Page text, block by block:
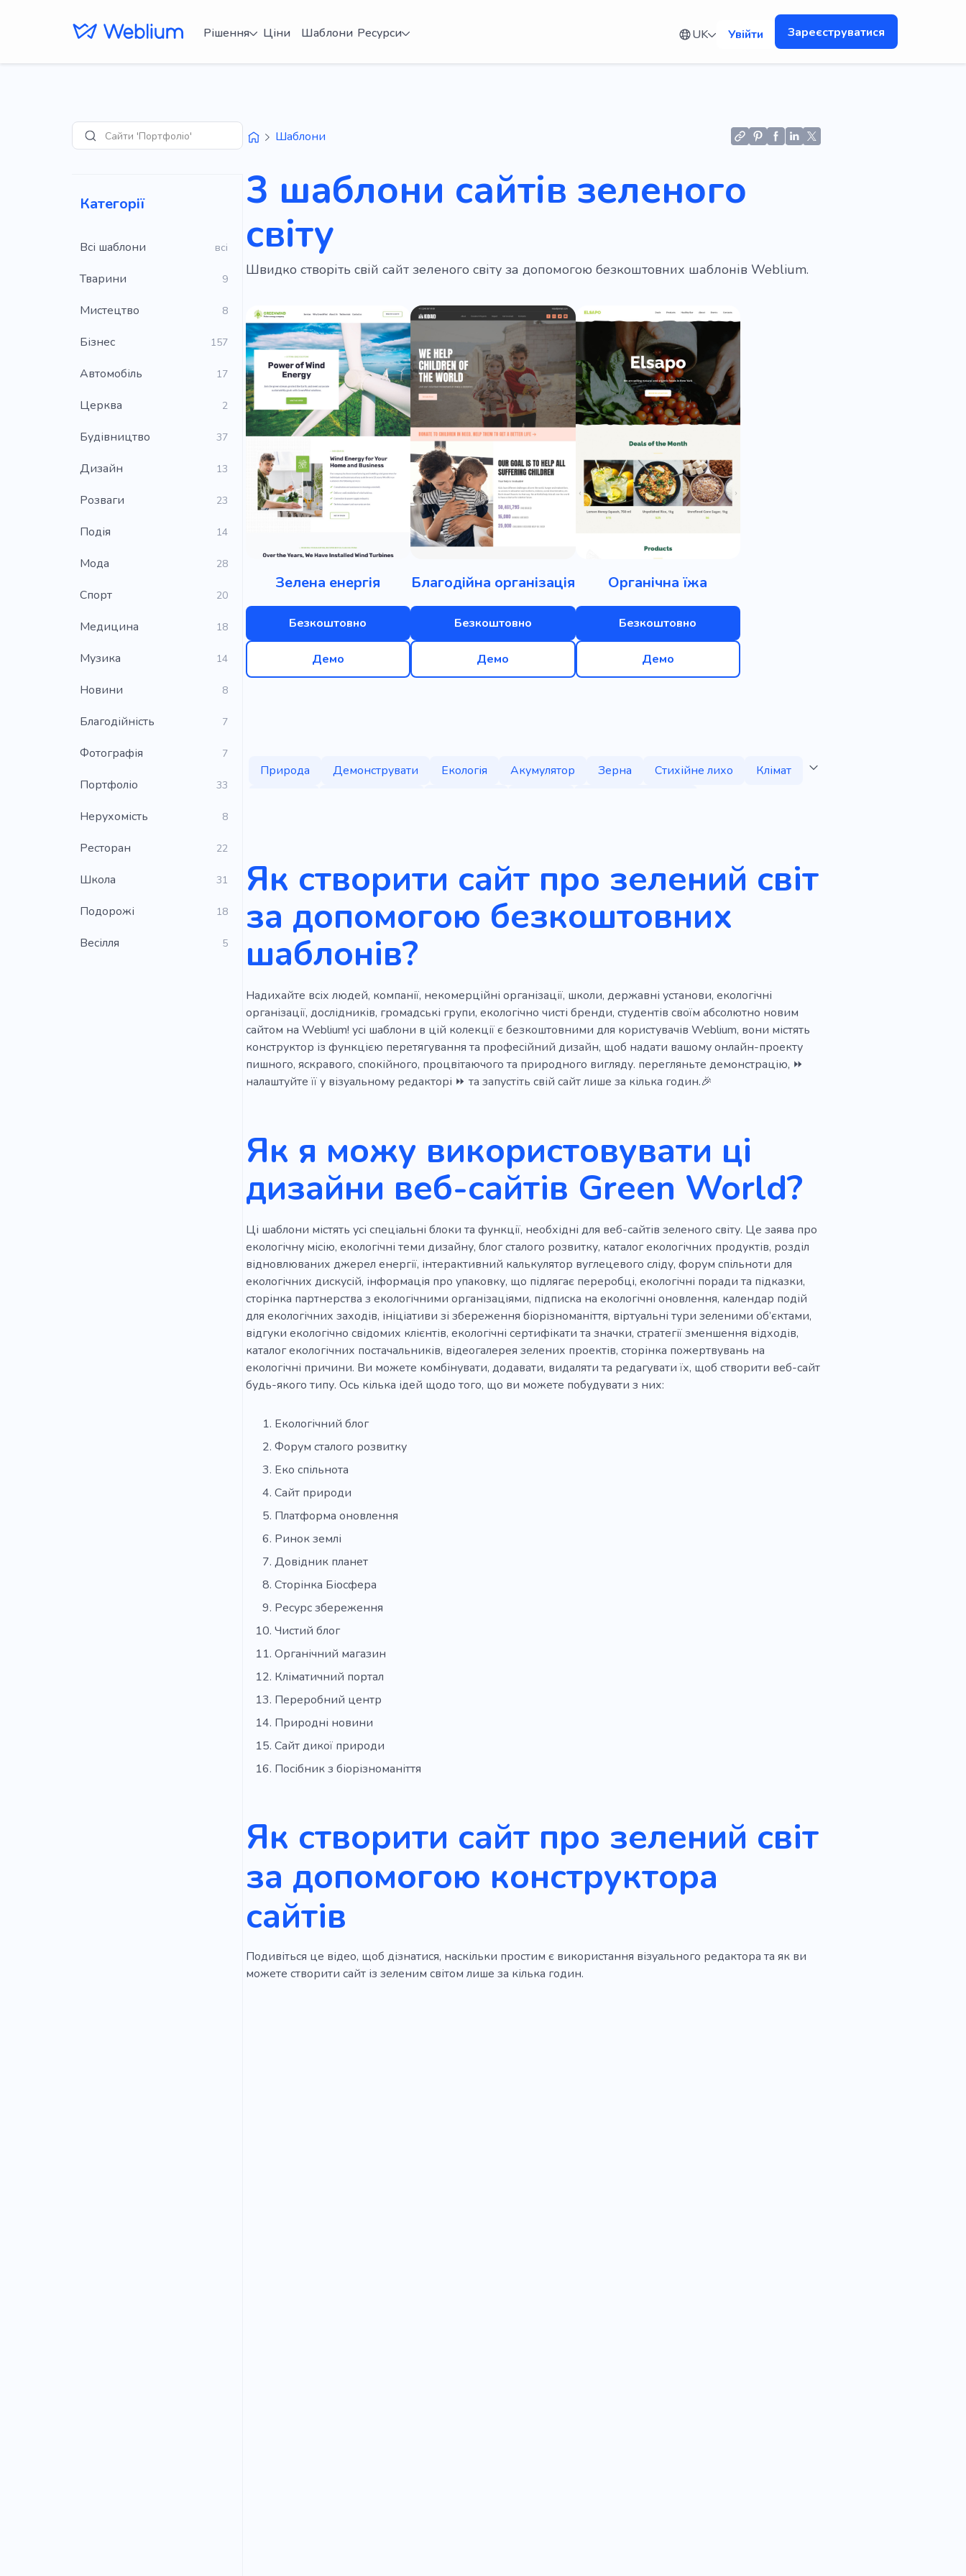
Рішення Ціни Шаблони Ресурси UK Увійти Зареєструватися
ПошукСайти 'Портфоліо'
Категорії
Всі шаблони всі
Тварини 9
Мистецтво 8
Бізнес 157
Автомобіль 17
Церква 2
Будівництво 37
Дизайн 13
Розваги 23
Подія 14
Мода 28
Cпорт 20
Медицина 18
Музика 14
Новини 8
Благодійність 7
Фотографія 7
Портфоліо 33
Нерухомість 8
Ресторан 22
Школа 31
Подорожі 18
Весілля 5
Шаблони
3 шаблони сайтів зеленого
світу
Швидко створіть свій сайт зеленого світу за допомогою безкоштовних шаблонів Weblium.
Зелена енергія
Безкоштовно
Демо
Благодійна організація
Безкоштовно
Демо
Органічна їжа
Безкоштовно
Демо
Природа Демонструвати Екологія Акумулятор Зерна Стихійне лихо
Клімат
Як створити сайт про зелений світ
за допомогою безкоштовних
шаблонів?
Надихайте всіх людей, компанії, некомерційні організації, школи, державні установи, екологічні
організації, дослідників, громадські групи, екологічно чисті бренди, студентів своїм абсолютно новим
сайтом на Weblium! усі шаблони в цій колекції є безкоштовними для користувачів Weblium, вони містять
конструктор із функцією перетягування та професійний дизайн, щоб надати вашому онлайн-проекту
пишного, яскравого, спокійного, процвітаючого та природного вигляду. перегляньте демонстрацію, ⏩
налаштуйте її у візуальному редакторі ⏩ та запустіть свій сайт лише за кілька годин.🎉
Як я можу використовувати ці
дизайни веб-сайтів Green World?
Ці шаблони містять усі спеціальні блоки та функції, необхідні для веб-сайтів зеленого світу. Це заява про
екологічну місію, екологічні теми дизайну, блог сталого розвитку, каталог екологічних продуктів, розділ
відновлюваних джерел енергії, інтерактивний калькулятор вуглецевого сліду, форум спільноти для
екологічних дискусій, інформація про упаковку, що підлягає переробці, екологічні поради та підказки,
сторінка партнерства з екологічними організаціями, підписка на екологічні оновлення, календар подій
для екологічних заходів, ініціативи зі збереження біорізноманіття, віртуальні тури зеленими об’єктами,
відгуки екологічно свідомих клієнтів, екологічні сертифікати та значки, стратегії зменшення відходів,
каталог екологічних постачальників, відеогалерея зелених проектів, сторінка пожертвувань на
екологічні причини. Ви можете комбінувати, додавати, видаляти та редагувати їх, щоб створити веб-сайт
будь-якого типу. Ось кілька ідей щодо того, що ви можете побудувати з них:
Екологічний блог
Форум сталого розвитку
Еко спільнота
Сайт природи
Платформа оновлення
Ринок землі
Довідник планет
Сторінка Біосфера
Ресурс збереження
Чистий блог
Органічний магазин
Кліматичний портал
Переробний центр
Природні новини
Сайт дикої природи
Посібник з біорізноманіття
Як створити сайт про зелений світ
за допомогою конструктора
сайтів
Подивіться це відео, щоб дізнатися, наскільки простим є використання візуального редактора та як ви
можете створити сайт із зеленим світом лише за кілька годин.